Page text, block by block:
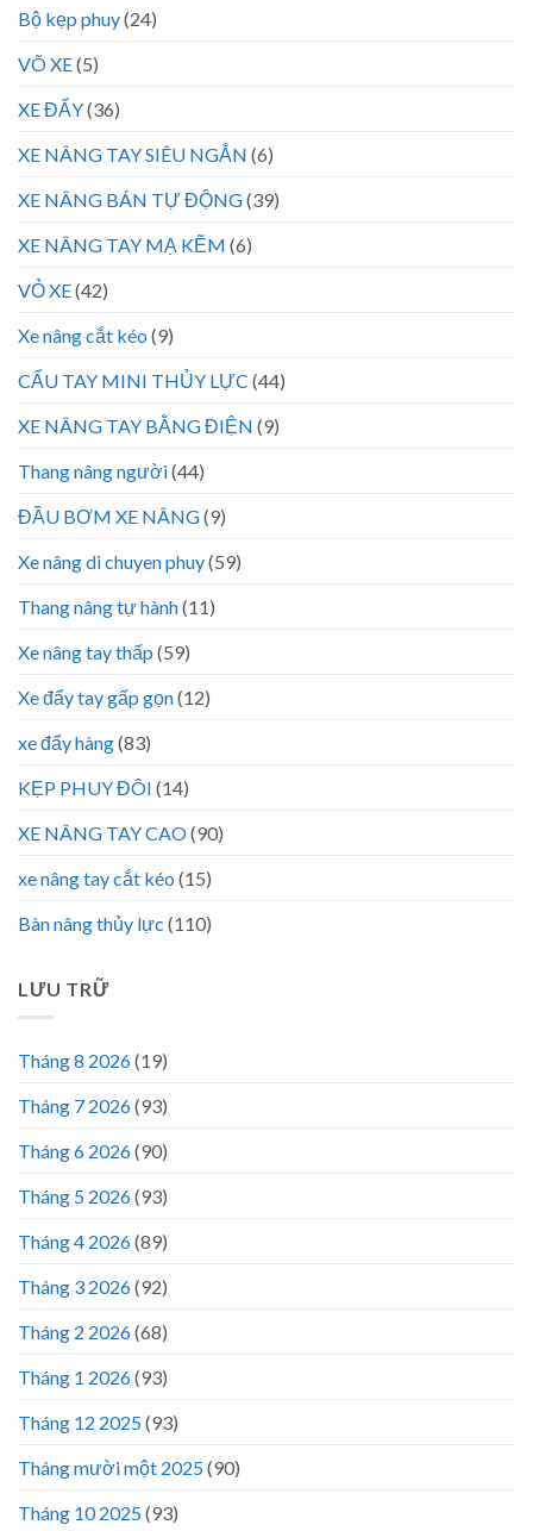
Bộ kẹp phuy(24)
VÕ XE(5)
XE ĐẨY(36)
XE NÂNG TAY SIÊU NGẮN (6)
XE NÂNG BÁN TỰ ĐỘNG(39)
XE NÂNG TAY MẠ KẼM (6)
VỎ XE(42)
Xe nâng cắt kéo (9)
CẨU TAY MINI THỦY LỰC (44)
XE NÂNG TAY BẰNG ĐIỆN (9)
Thang nâng người(44)
ĐẦU BƠM XE NÂNG(9)
Xe nâng di chuyen phuy(59)
Thang nâng tự hành(11)
Xe nâng tay thấp (59)
Xe đẩy tay gấp gọn(12)
xe đẩy hàng(83)
KẸP PHUY ĐÔI (14)
XE NÂNG TAY CAO(90)
xe nâng tay cắt kéo (15)
Bàn nâng thủy lực (110)
LƯU TRỮ
Tháng 8 2026(19)
Tháng 7 2026(93)
Tháng 6 2026(90)
Tháng 5 2026(93)
Tháng 4 2026(89)
Tháng 3 2026(92)
Tháng 2 2026(68)
Tháng 1 2026(93)
Tháng 12 2025(93)
Tháng mười một 2025(90)
Tháng 10 2025(93)